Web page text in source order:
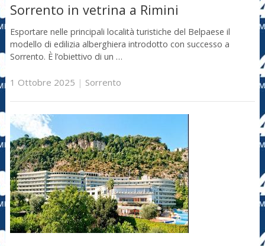
Sorrento in vetrina a Rimini
Esportare nelle principali località turistiche del Belpaese il
modello di edilizia alberghiera introdotto con successo a
Sorrento. È l’obiettivo di un …
1 Ottobre 2025 | Sorrento